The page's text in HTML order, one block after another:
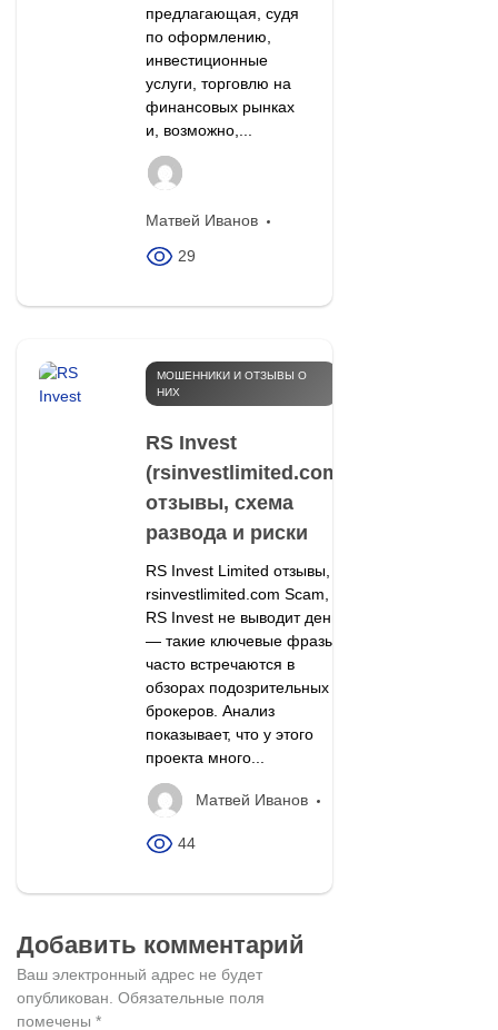
предлагающая, судя
по оформлению,
инвестиционные
услуги, торговлю на
финансовых рынках
и, возможно,...
Матвей Иванов
29
МОШЕННИКИ И ОТЗЫВЫ О
НИХ
RS Invest
(rsinvestlimited.com):
отзывы, схема
развода и риски
RS Invest Limited отзывы,
rsinvestlimited.com Scam,
RS Invest не выводит деньги
— такие ключевые фразы
часто встречаются в
обзорах подозрительных
брокеров. Анализ
показывает, что у этого
проекта много...
Матвей Иванов
44
Добавить комментарий
Ваш электронный адрес не будет
опубликован. Обязательные поля
помечены *